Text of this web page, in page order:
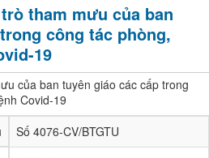
tham mưu của ban
công tác phòng,
19
của ban tuyên giáo các cấp trong
Covid-19
Số 4076-CV/BTGTU